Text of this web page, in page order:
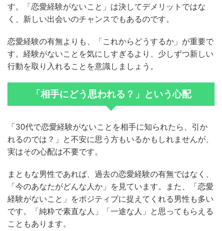
す。「恋愛経験がないこと」は決してデメリットではな
く、新しい出会いのチャンスでもあるのです。
恋愛経験の有無よりも、「これからどうするか」が重要で
す。経験がないことを気にしすぎるより、少しずつ新しい
行動を取り入れることを意識しましょう。
「相手にどう思われる？」という心配
「30代で恋愛経験がないことを相手に知られたら、引か
れるのでは？」と不安に思う方もいるかもしれませんが、
実はその心配は不要です。
まともな男性であれば、過去の恋愛経験の有無ではなく、
「今のあなたがどんな人か」を見ています。また、「恋愛
経験がないこと」をポジティブに捉えてくれる男性も多い
です。「純粋で素直な人」「一途な人」と思ってもらえる
こともあります。